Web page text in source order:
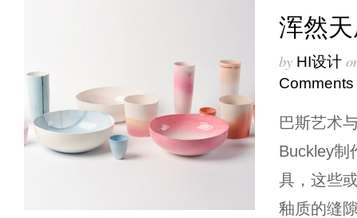
浑然
by HI设计
Comments
巴斯艺术
Buckley制
具，这些
釉质的缝